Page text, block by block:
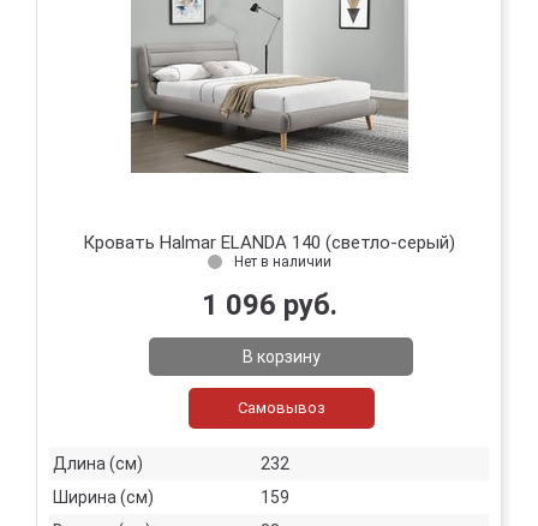
Кровать Halmar ELANDA 140 (светло-серый)
Нет в наличии
1 096 руб.
В корзину
Самовывоз
Длина (см)
232
Ширина (см)
159